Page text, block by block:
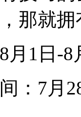
那就
1日-8
7月